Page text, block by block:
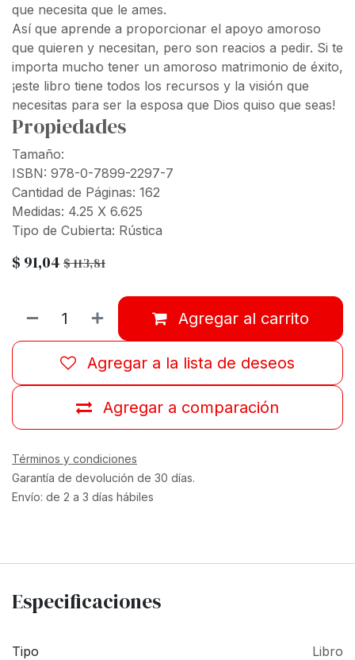
que necesita que le ames.
Así que aprende a proporcionar el apoyo amoroso
que quieren y necesitan, pero son reacios a pedir. Si te
importa mucho tener un amoroso matrimonio de éxito,
¡este libro tiene todos los recursos y la visión que
necesitas para ser la esposa que Dios quiso que seas!
Propiedades
Tamaño:
ISBN: 978-0-7899-2297-7
Cantidad de Páginas: 162
Medidas: 4.25 X 6.625
Tipo de Cubierta: Rústica
$ 91,04 $113,81
Agregar al carrito
Agregar a comparación
Agregar a la lista de deseos
Términos y condiciones
Garantía de devolución de 30 días.
Envío: de 2 a 3 días hábiles
Especificaciones
Tipo Libro